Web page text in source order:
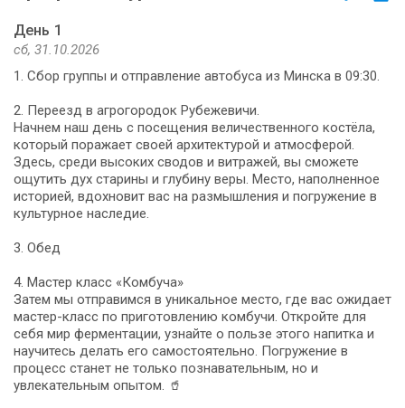
День 1
сб, 31.10.2026
1. Сбор группы и отправление автобуса из Минска в 09:30.
2. Переезд в агрогородок Рубежевичи.
Начнем наш день с посещения величественного костёла,
который поражает своей архитектурой и атмосферой.
Здесь, среди высоких сводов и витражей, вы сможете
ощутить дух старины и глубину веры. Место, наполненное
историей, вдохновит вас на размышления и погружение в
культурное наследие.
3. Обед
4. Мастер класс «Комбуча»
Затем мы отправимся в уникальное место, где вас ожидает
мастер-класс по приготовлению комбучи. Откройте для
себя мир ферментации, узнайте о пользе этого напитка и
научитесь делать его самостоятельно. Погружение в
процесс станет не только познавательным, но и
увлекательным опытом. 🥤